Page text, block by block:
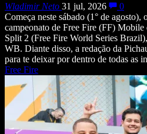
Wladimir Neto 31 jul, 2026
0
Começa neste sábado (1° de
campeonato de Free Fire (FF)
Split 2 (Free Fire World Series
WB. Diante disso, a redação da
para te deixar por dentro de todas as
Free Fire